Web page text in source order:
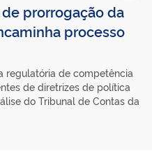
prorrogação da
processo
regulatória de competência
de diretrizes de política
do Tribunal de Contas da